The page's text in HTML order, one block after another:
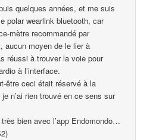
quelques années, et me suis
polar wearlink bluetooth, car
mètre recommandé par
aucun moyen de le lier à
réussi à trouver la voie pour
à l’interface.
être ceci était réservé à la
n’ai rien trouvé en ce sens sur
bien avec l’app Endomondo…